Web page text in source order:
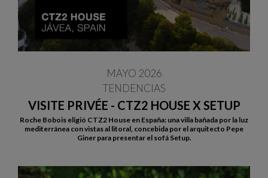
VISITE PRIVÉE - CTZ2 HOUSE X SETUP
MAYO 2026
TENDENCIAS
Roche Bobois eligió CTZ2 House en España: una villa bañada por la luz
mediterránea con vistas al litoral, concebida por el arquitecto Pepe
Giner para presentar el sofá Setup.